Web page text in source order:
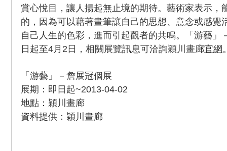
賞心悅目，讓人揚起無止境的期待。藝術家表示，
的，因為可以藉著畫筆讓自己的思想、意念或感覺
自己人生的色彩，進而引起觀者的共鳴。「游藝」
日起至4月2日，相關展覽訊息可洽詢穎川畫廊官網
「游藝」－詹展冠個展
展期：即日起~2013-04-02
地點：穎川畫廊
資料提供：穎川畫廊